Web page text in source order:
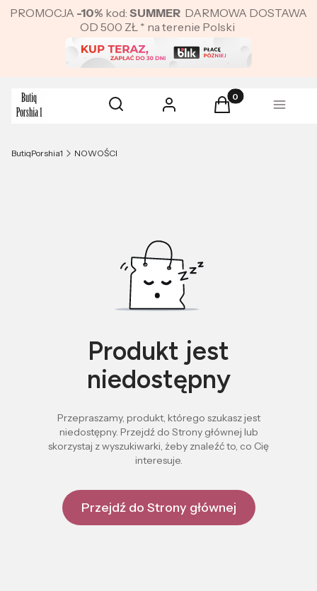
PROMOCJA -10% kod: SUMMER DARMOWA DOSTAWA
OD 500 ZŁ * na terenie Polski
Otwórz wyszukiwarkę
Szukaj Zaloguj się Produkty w
Koszyk Menu
ButiqPorshia1 NOWOŚCI
Produkt jest
niedostępny
Przepraszamy, produkt, którego szukasz jest
niedostępny. Przejdź do Strony głównej lub
skorzystaj z wyszukiwarki, żeby znaleźć to, co Cię
interesuje.
Przejdź do Strony głównej